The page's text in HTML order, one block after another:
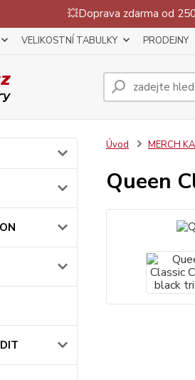
💥Doprava zdarma od
VELIKOSTNÍ TABULKY PRODEJNY
Úvod MERCH
Queen